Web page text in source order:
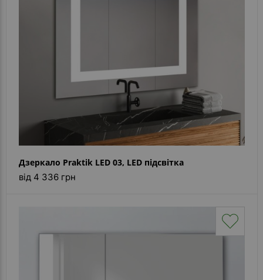
Дзеркало Praktik LED 03, LED підсвітка
від 4 336 грн